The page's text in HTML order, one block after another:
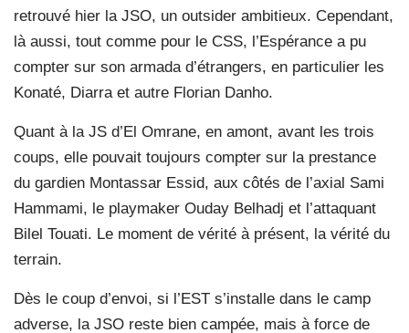
retrouvé hier la JSO, un outsider ambitieux. Cependant,
là aussi, tout comme pour le CSS, l’Espérance a pu
compter sur son armada d’étrangers, en particulier les
Konaté, Diarra et autre Florian Danho.
Quant à la JS d’El Omrane, en amont, avant les trois
coups, elle pouvait toujours compter sur la prestance
du gardien Montassar Essid, aux côtés de l’axial Sami
Hammami, le playmaker Ouday Belhadj et l’attaquant
Bilel Touati. Le moment de vérité à présent, la vérité du
terrain.
Dès le coup d’envoi, si l’EST s’installe dans le camp
adverse, la JSO reste bien campée, mais à force de